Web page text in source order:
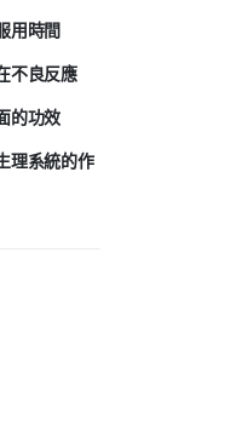
用時間
不良反應
的功效
理系統的作